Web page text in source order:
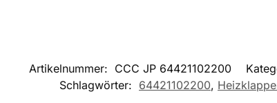
Artikelnummer: CCC JP 64421102200
Schlagwörter: 64421102200,